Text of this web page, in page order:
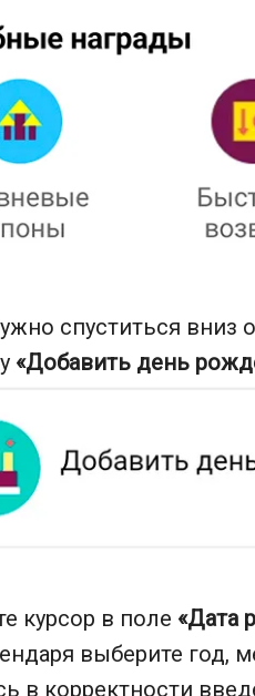
спуститься
«Добавить день
курсор в поле «Дата
выберите год,
в корректности